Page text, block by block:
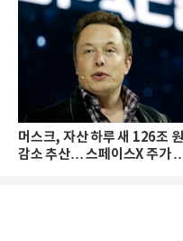
머스크, 자산 하루 새 126조 원
감소 추산… 스페이스X 주가